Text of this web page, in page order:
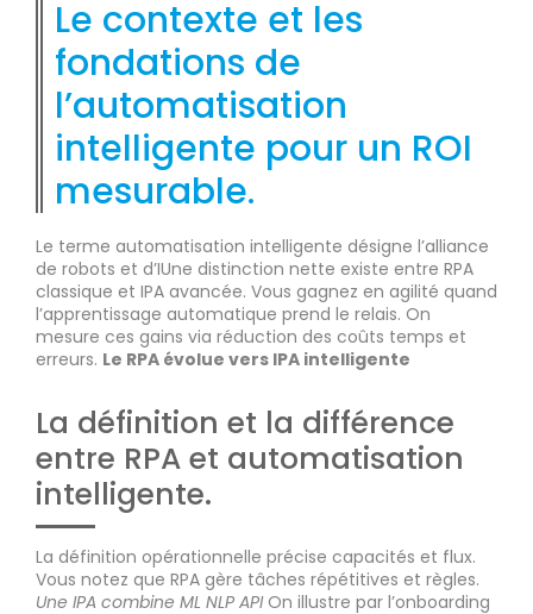
Le contexte et les
fondations de
l’automatisation
intelligente pour un ROI
mesurable.
Le terme automatisation intelligente désigne l’alliance
de robots et d’IUne distinction nette existe entre RPA
classique et IPA avancée. Vous gagnez en agilité quand
l’apprentissage automatique prend le relais. On
mesure ces gains via réduction des coûts temps et
erreurs. Le RPA évolue vers IPA intelligente
La définition et la différence
entre RPA et automatisation
intelligente.
La définition opérationnelle précise capacités et flux.
Vous notez que RPA gère tâches répétitives et règles.
Une IPA combine ML NLP APIOn illustre par l’onboarding